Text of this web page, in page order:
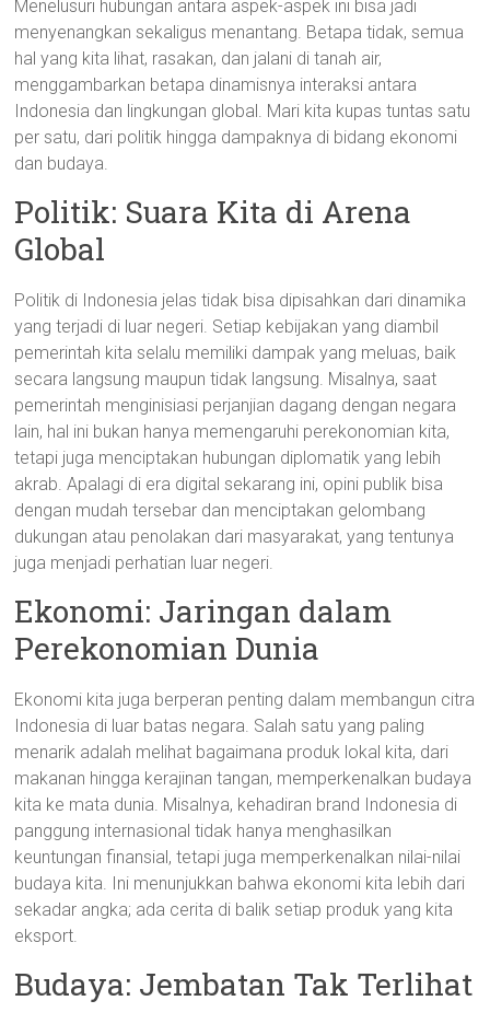
Menelusuri hubungan antara aspek-aspek ini bisa jadi
menyenangkan sekaligus menantang. Betapa tidak, semua
hal yang kita lihat, rasakan, dan jalani di tanah air,
menggambarkan betapa dinamisnya interaksi antara
Indonesia dan lingkungan global. Mari kita kupas tuntas satu
per satu, dari politik hingga dampaknya di bidang ekonomi
dan budaya.
Politik: Suara Kita di Arena
Global
Politik di Indonesia jelas tidak bisa dipisahkan dari dinamika
yang terjadi di luar negeri. Setiap kebijakan yang diambil
pemerintah kita selalu memiliki dampak yang meluas, baik
secara langsung maupun tidak langsung. Misalnya, saat
pemerintah menginisiasi perjanjian dagang dengan negara
lain, hal ini bukan hanya memengaruhi perekonomian kita,
tetapi juga menciptakan hubungan diplomatik yang lebih
akrab. Apalagi di era digital sekarang ini, opini publik bisa
dengan mudah tersebar dan menciptakan gelombang
dukungan atau penolakan dari masyarakat, yang tentunya
juga menjadi perhatian luar negeri.
Ekonomi: Jaringan dalam
Perekonomian Dunia
Ekonomi kita juga berperan penting dalam membangun citra
Indonesia di luar batas negara. Salah satu yang paling
menarik adalah melihat bagaimana produk lokal kita, dari
makanan hingga kerajinan tangan, memperkenalkan budaya
kita ke mata dunia. Misalnya, kehadiran brand Indonesia di
panggung internasional tidak hanya menghasilkan
keuntungan finansial, tetapi juga memperkenalkan nilai-nilai
budaya kita. Ini menunjukkan bahwa ekonomi kita lebih dari
sekadar angka; ada cerita di balik setiap produk yang kita
eksport.
Budaya: Jembatan Tak Terlihat